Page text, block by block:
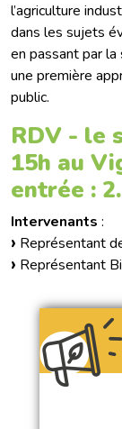
l’agriculture
dans les sujets
en passant par
une première
public.
RDV - le
15h au
entrée :
Intervenants :
Représentant
Représentant